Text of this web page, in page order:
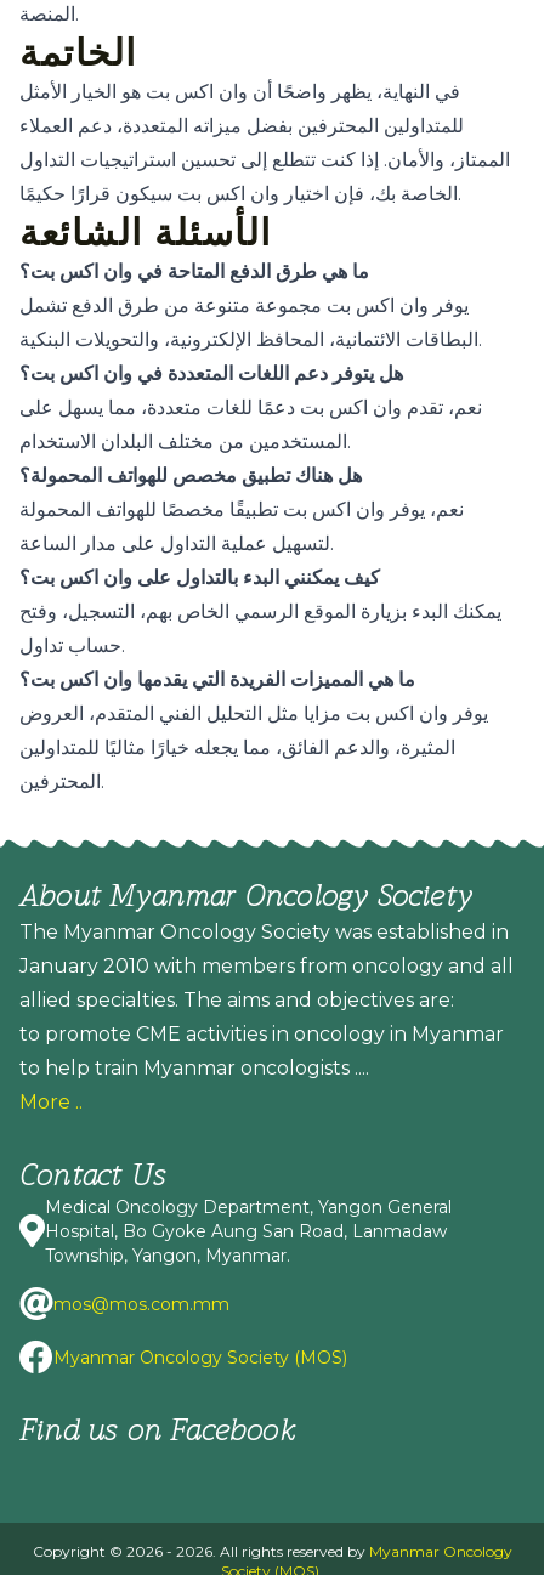
المنصة.
الخاتمة
في النهاية، يظهر واضحًا أن وان اكس بت هو الخيار الأمثل
للمتداولين المحترفين بفضل ميزاته المتعددة، دعم العملاء
الممتاز، والأمان. إذا كنت تتطلع إلى تحسين استراتيجيات التداول
الخاصة بك، فإن اختيار وان اكس بت سيكون قرارًا حكيمًا.
الأسئلة الشائعة
ما هي طرق الدفع المتاحة في وان اكس بت؟
يوفر وان اكس بت مجموعة متنوعة من طرق الدفع تشمل
البطاقات الائتمانية، المحافظ الإلكترونية، والتحويلات البنكية.
هل يتوفر دعم اللغات المتعددة في وان اكس بت؟
نعم، تقدم وان اكس بت دعمًا للغات متعددة، مما يسهل على
المستخدمين من مختلف البلدان الاستخدام.
هل هناك تطبيق مخصص للهواتف المحمولة؟
نعم، يوفر وان اكس بت تطبيقًا مخصصًا للهواتف المحمولة
لتسهيل عملية التداول على مدار الساعة.
كيف يمكنني البدء بالتداول على وان اكس بت؟
يمكنك البدء بزيارة الموقع الرسمي الخاص بهم، التسجيل، وفتح
حساب تداول.
ما هي المميزات الفريدة التي يقدمها وان اكس بت؟
يوفر وان اكس بت مزايا مثل التحليل الفني المتقدم، العروض
المثيرة، والدعم الفائق، مما يجعله خيارًا مثاليًا للمتداولين
المحترفين.
About Myanmar Oncology Society
The Myanmar Oncology Society was established in
January 2010 with members from oncology and all
allied specialties. The aims and objectives are:
to promote CME activities in oncology in Myanmar
to help train Myanmar oncologists ....
More ..
Contact Us
Medical Oncology Department, Yangon General
Hospital, Bo Gyoke Aung San Road, Lanmadaw
Township, Yangon, Myanmar.
mos@mos.com.mm
Myanmar Oncology Society (MOS)
Find us on Facebook
Copyright © 2026 - 2026. All rights reserved by Myanmar Oncology
Society (MOS)